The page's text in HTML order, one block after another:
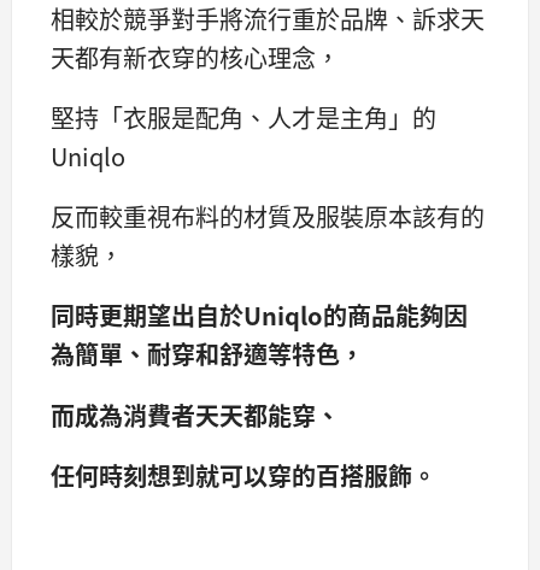
相較於競爭對手將流行重於品牌、訴求天
天都有新衣穿的核心理念，
堅持「衣服是配角、人才是主角」的
Uniqlo
反而較重視布料的材質及服裝原本該有的
樣貌，
同時更期望出自於Uniqlo的商品能夠因
為簡單、耐穿和舒適等特色，
而成為消費者天天都能穿、
任何時刻想到就可以穿的百搭服飾。